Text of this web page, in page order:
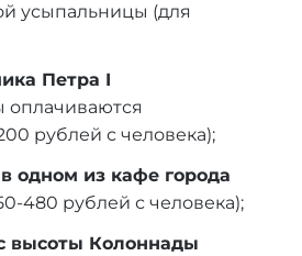
усыпальницы (для
Петра I
оплачиваются
рублей с человека);
одном из кафе города
480 рублей с человека);
высоты Колоннады